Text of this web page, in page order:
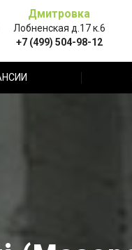
Дмитровка
Лобненская д.17 к.6
+7 (499) 504-98-12